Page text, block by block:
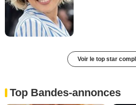
Voir le top star
Top Bandes-annonces